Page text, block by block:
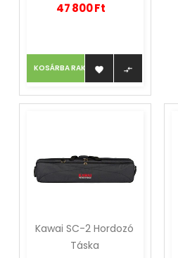
47 800 Ft
KOSÁRBA RAKOM 
Kawai SC-2 Hordozó
Táska